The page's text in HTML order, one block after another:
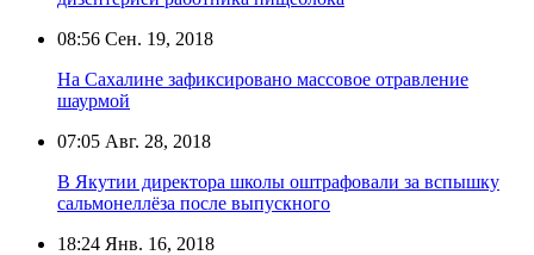
08:56 Сен. 19, 2018
На Сахалине зафиксировано массовое отравление
шаурмой
07:05 Авг. 28, 2018
В Якутии директора школы оштрафовали за вспышку
сальмонеллёза после выпускного
18:24 Янв. 16, 2018